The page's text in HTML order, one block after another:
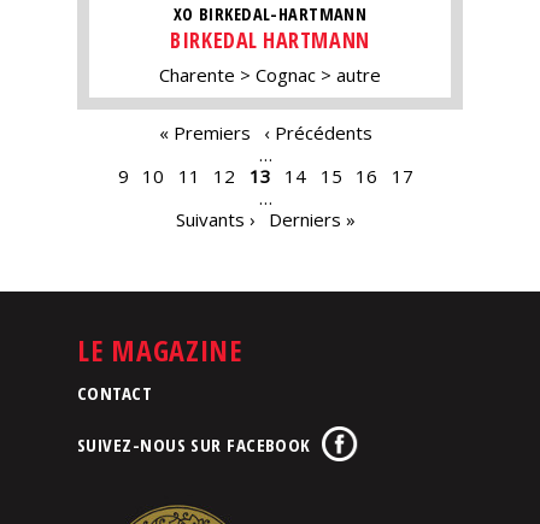
XO BIRKEDAL-HARTMANN
BIRKEDAL HARTMANN
Charente Cognac autre
« Premiers
‹ Précédents
…
9
10 11 12 13 14 15 16
17
…
Suivants ›
Derniers »
LE MAGAZINE
CONTACT
SUIVEZ-NOUS SUR FACEBOOK